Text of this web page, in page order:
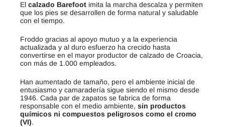
El calzado Barefoot imita la marcha descalza y permiten
que los pies se desarrollen de forma natural y saludable
con el tiempo.
Froddo gracias al apoyo mutuo y a la experiencia
actualizada y al duro esfuerzo ha crecido hasta
convertirse en el mayor productor de calzado de Croacia,
con más de 1.000 empleados.
Han aumentado de tamaño, pero el ambiente inicial de
entusiasmo y camaradería sigue siendo el mismo desde
1946. Cada par de zapatos se fabrica de forma
responsable con el medio ambiente, sin productos
químicos ni compuestos peligrosos como el cromo
(VI).